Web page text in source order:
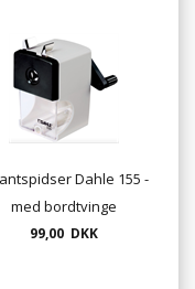
Dahle 155 -
med bordtvinge
99,00 DKK